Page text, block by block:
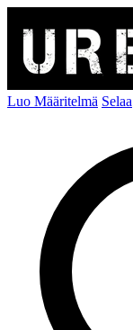
Luo Määritelmä Selaa